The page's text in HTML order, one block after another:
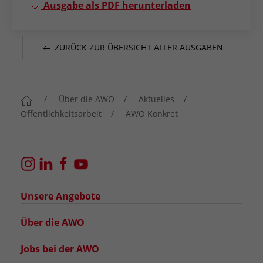
Ausgabe als PDF herunterladen
ZURÜCK ZUR ÜBERSICHT ALLER AUSGABEN
Über die AWO
Aktuelles
Öffentlichkeitsarbeit
AWO Konkret
Unsere Angebote
Über die AWO
Jobs bei der AWO